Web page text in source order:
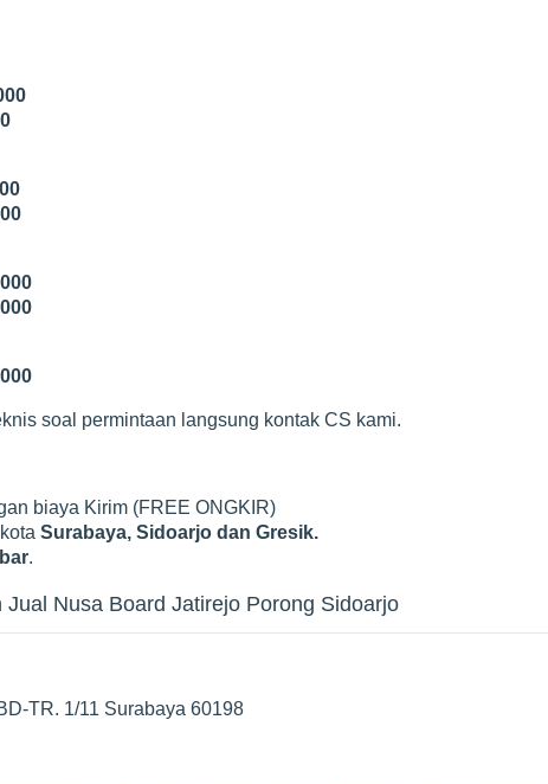
soal permintaan langsung kontak CS kami.
biaya Kirim (FREE ONGKIR)
Surabaya, Sidoarjo dan Gresik.
.
Nusa Board Jatirejo Porong Sidoarjo
TR. 1/11 Surabaya 60198